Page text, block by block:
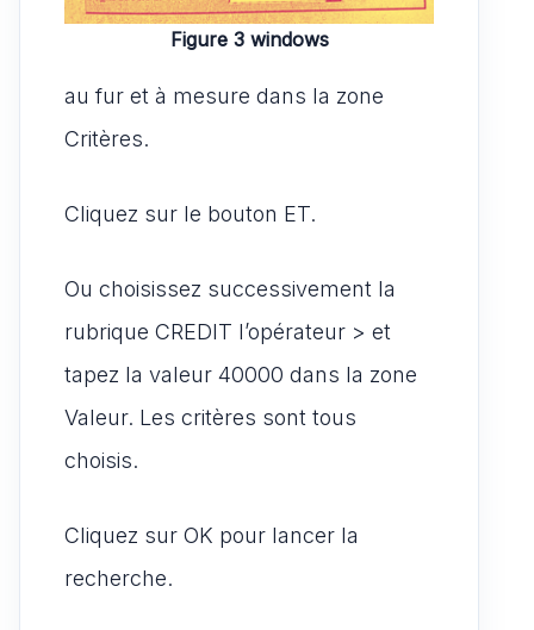
Figure 3 windows
au fur et à mesure dans la zone
Critères.
Cliquez sur le bouton ET.
Ou choisissez successivement la
rubrique CREDIT l’opérateur > et
tapez la valeur 40000 dans la zone
Valeur. Les critères sont tous
choisis.
Cliquez sur OK pour lancer la
recherche.